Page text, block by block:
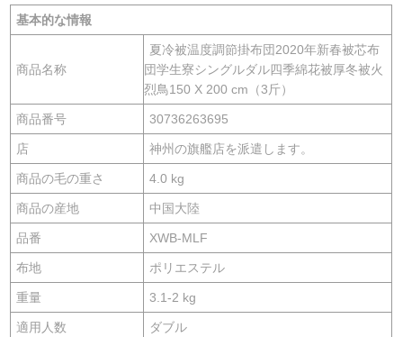
基本的な情報
商品名称
夏冷被温度調節掛布団2020年新春被芯布
団学生寮シングルダル四季綿花被厚冬被火
烈鳥150 X 200 cm（3斤）
商品番号 30736263695
店 神州の旗艦店を派遣します。
商品の毛の重さ 4.0 kg
商品の産地 中国大陸
品番 XWB-MLF
布地 ポリエステル
重量 3.1-2 kg
適用人数 ダブル